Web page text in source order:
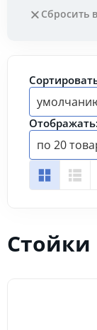
Сбросить
Отображать:
по 20
Стойки